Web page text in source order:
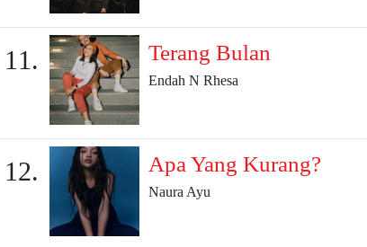
Terang Bulan
Endah N Rhesa
Apa Yang Kurang?
Naura Ayu